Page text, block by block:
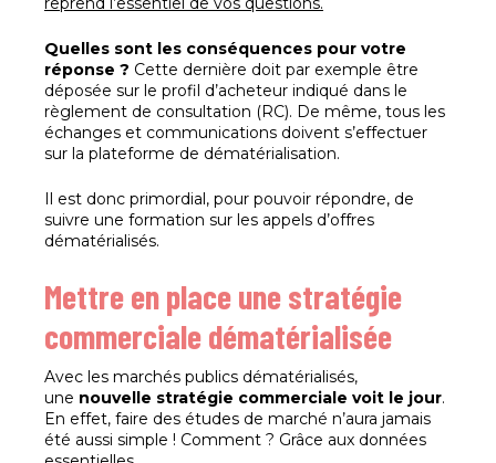
Quelles sont les conséquences pour votre
réponse ? Cette dernière doit par exemple être
déposée sur le profil d’acheteur indiqué dans le
règlement de consultation (RC). De même, tous les
échanges et communications doivent s’effectuer
sur la plateforme de dématérialisation.
Il est donc primordial, pour pouvoir répondre, de
suivre une formation sur les appels d’offres
dématérialisés.
Mettre en place une stratégie
commerciale dématérialisée
Avec les marchés publics dématérialisés,
une nouvelle stratégie commerciale voit le jour.
En effet, faire des études de marché n’aura jamais
été aussi simple ! Comment ? Grâce aux données